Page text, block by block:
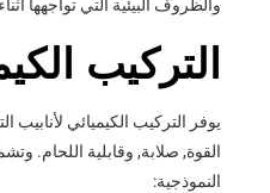
والظروف البيئية التي تواجهها
التركيب
القوة, صلابة, وقابلية اللحام.
النموذجية: